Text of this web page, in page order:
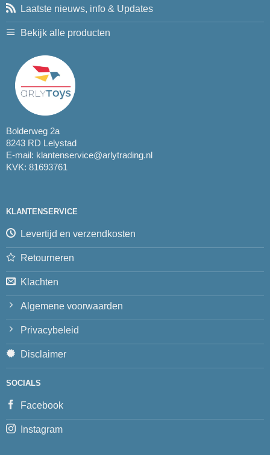
Laatste nieuws, info & Updates
Bekijk alle producten
Bolderweg 2a
8243 RD Lelystad
E-mail: klantenservice@arlytrading.nl
KVK: 81693761
KLANTENSERVICE
Levertijd en verzendkosten
Retourneren
Klachten
Algemene voorwaarden
Privacybeleid
Disclaimer
SOCIALS
Facebook
Instagram